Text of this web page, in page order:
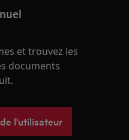
et trouvez les
documents
l'utilisateur